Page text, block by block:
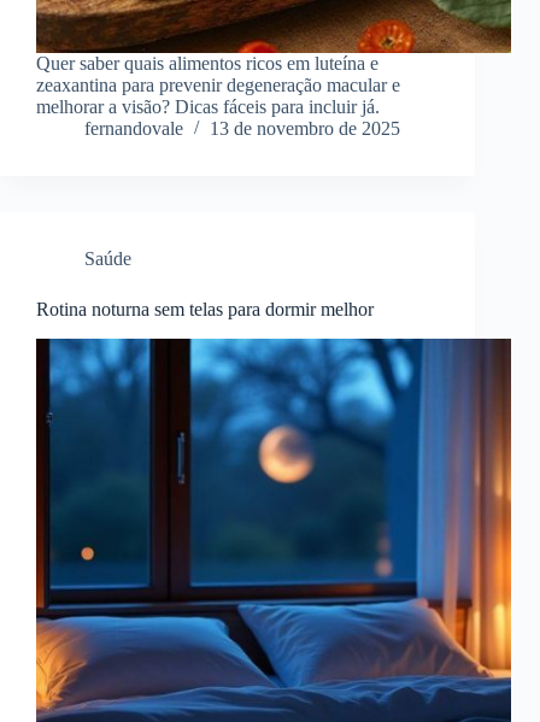
Quer saber quais alimentos ricos em luteína e
zeaxantina para prevenir degeneração macular e
melhorar a visão? Dicas fáceis para incluir já.
fernandovale
13 de novembro de 2025
Saúde
Rotina noturna sem telas para dormir melhor